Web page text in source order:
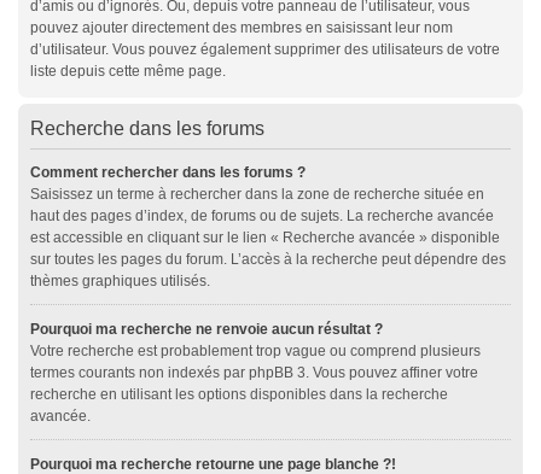
d’amis ou d’ignorés. Ou, depuis votre panneau de l’utilisateur, vous
pouvez ajouter directement des membres en saisissant leur nom
d’utilisateur. Vous pouvez également supprimer des utilisateurs de votre
liste depuis cette même page.
Recherche dans les forums
Comment rechercher dans les forums ?
Saisissez un terme à rechercher dans la zone de recherche située en
haut des pages d’index, de forums ou de sujets. La recherche avancée
est accessible en cliquant sur le lien « Recherche avancée » disponible
sur toutes les pages du forum. L’accès à la recherche peut dépendre des
thèmes graphiques utilisés.
Pourquoi ma recherche ne renvoie aucun résultat ?
Votre recherche est probablement trop vague ou comprend plusieurs
termes courants non indexés par phpBB 3. Vous pouvez affiner votre
recherche en utilisant les options disponibles dans la recherche
avancée.
Pourquoi ma recherche retourne une page blanche ?!